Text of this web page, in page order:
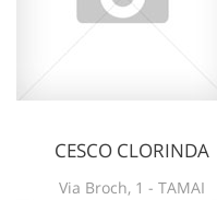
CESCO CLORINDA
Via Broch, 1 - TAMAI